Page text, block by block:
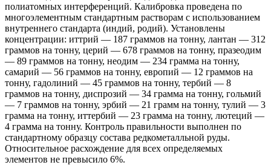
полиатомных интерференций. Калибровка проведена по
многоэлементным стандартным растворам с использованием
внутреннего стандарта (индий, родий). Установлены
концентрации: иттрий — 187 граммов на тонну, лантан — 312
граммов на тонну, церий — 678 граммов на тонну, празеодим
— 89 граммов на тонну, неодим — 234 грамма на тонну,
самарий — 56 граммов на тонну, европий — 12 граммов на
тонну, гадолиний — 45 граммов на тонну, тербий — 8
граммов на тонну, диспрозий — 34 грамма на тонну, гольмий
— 7 граммов на тонну, эрбий — 21 грамм на тонну, тулий — 3
грамма на тонну, иттербий — 23 грамма на тонну, лютеций —
4 грамма на тонну. Контроль правильности выполнен по
стандартному образцу состава редкометалльной руды.
Относительное расхождение для всех определяемых
элементов не превысило 6%.